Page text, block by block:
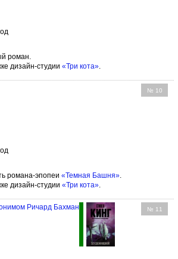
роман.
дизайн-студии «Три кота»
№ 10
романа-эпопеи «Темная Башня».
дизайн-студии «Три кота».
№ 11
Ричард Бахман